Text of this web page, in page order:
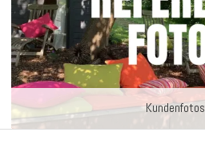
Kundenfotos